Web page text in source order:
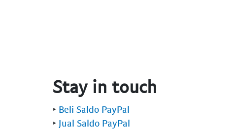
Stay in touch
‣ Beli Saldo PayPal
‣ Jual Saldo PayPal